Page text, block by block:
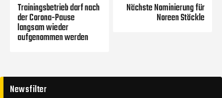
Trainingsbetrieb darf nach
der Corona-Pause
langsam wieder
aufgenommen werden
Nächste Nominierung für
Noreen Stöckle
Newsfilter